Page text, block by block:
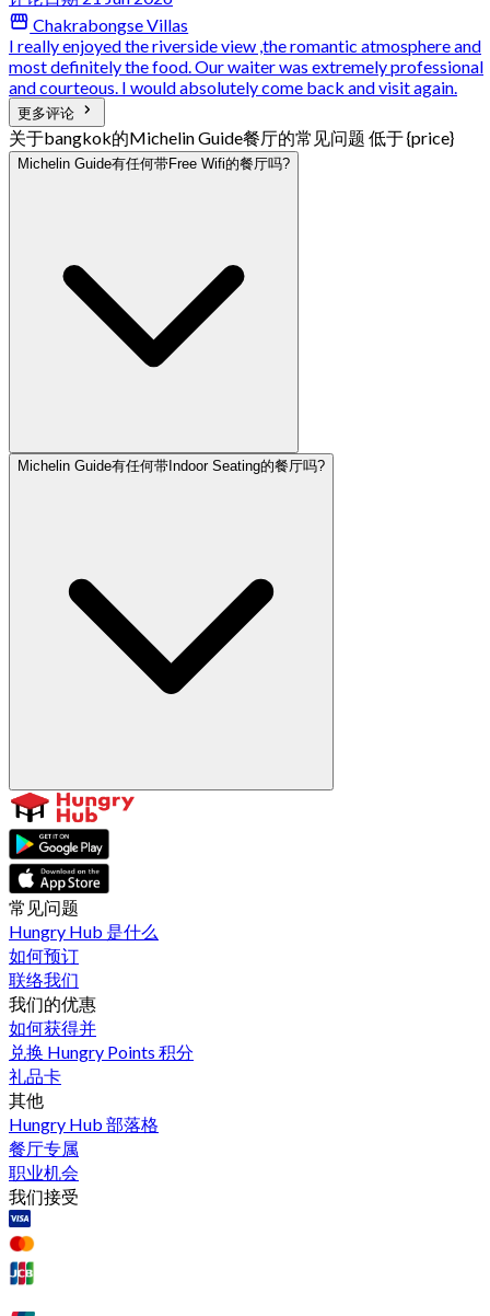
Chakrabongse Villas
I really enjoyed the riverside view ,the romantic atmosphere and
most definitely the food. Our waiter was extremely professional
and courteous. I would absolutely come back and visit again.
更多评论
关于bangkok的Michelin Guide餐厅的常见问题 低于 {price}
Michelin Guide有任何带Free Wifi的餐厅吗?
Michelin Guide有任何带Indoor Seating的餐厅吗?
常见问题
Hungry Hub 是什么
如何预订
联络我们
我们的优惠
如何获得并
兑换 Hungry Points 积分
礼品卡
其他
Hungry Hub 部落格
餐厅专属
职业机会
我们接受